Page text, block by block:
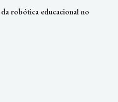
robótica educacional no